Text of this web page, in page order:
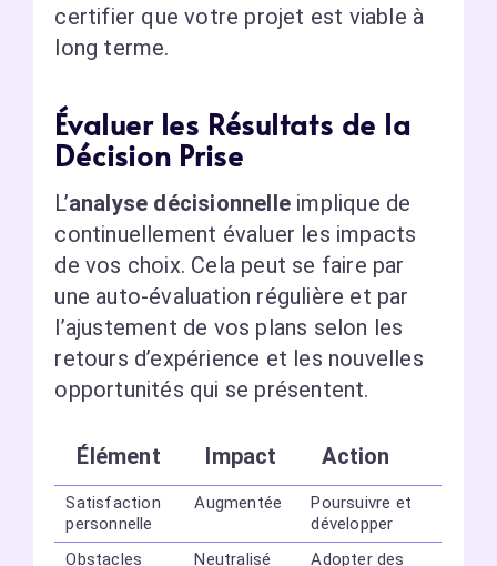
certifier que votre projet est viable à
long terme.
Évaluer les Résultats de la
Décision Prise
L’analyse décisionnelle implique de
continuellement évaluer les impacts
de vos choix. Cela peut se faire par
une auto-évaluation régulière et par
l’ajustement de vos plans selon les
retours d’expérience et les nouvelles
opportunités qui se présentent.
Élément Impact Action
Satisfaction
personnelle
Augmentée
Poursuivre et
développer
Obstacles
Neutralisé Adopter des